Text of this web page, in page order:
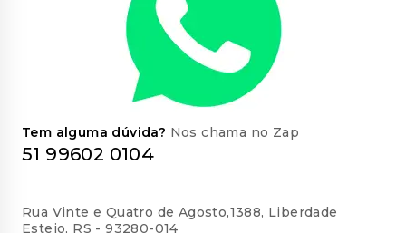
Tem alguma dúvida? Nos chama no Zap
51 99602 0104
Rua Vinte e Quatro de Agosto,1388, Liberdade
Esteio, RS - 93280-014